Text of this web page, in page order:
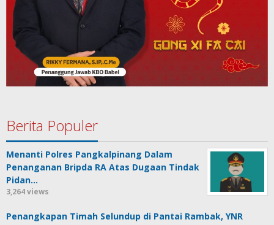
Berita Populer
Menanti Polres Pangkalpinang Dalam
Penanganan Bripda RA Atas Dugaan Tindak
Pidan…
3,264 views
Penangkapan Timah Selundup di Pantai Rambak, YNR